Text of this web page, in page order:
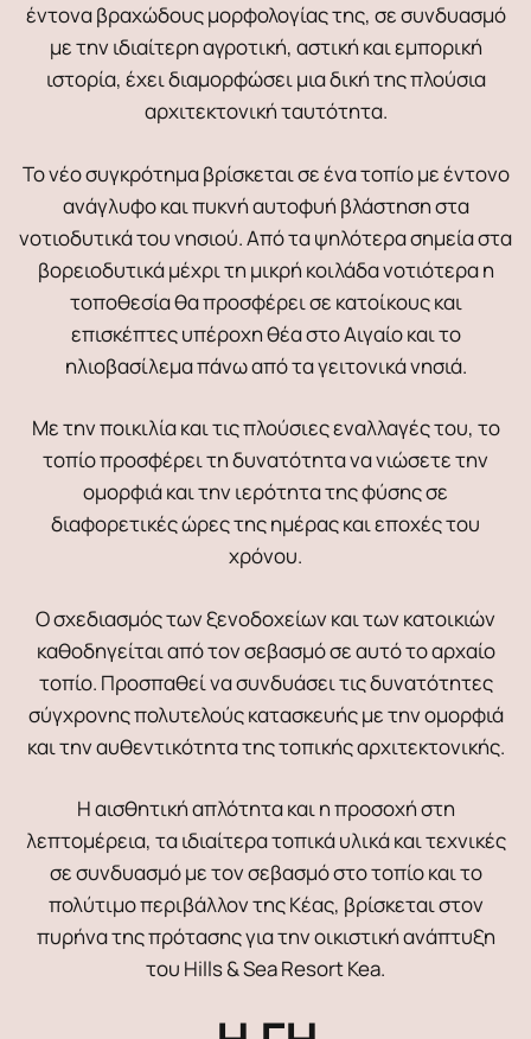
έντονα βραχώδους μορφολογίας της, σε συνδυασμό
με την ιδιαίτερη αγροτική, αστική και εμπορική
ιστορία, έχει διαμορφώσει μια δική της πλούσια
αρχιτεκτονική ταυτότητα.
Το νέο συγκρότημα βρίσκεται σε ένα τοπίο με έντονο
ανάγλυφο και πυκνή αυτοφυή βλάστηση στα
νοτιοδυτικά του νησιού. Από τα ψηλότερα σημεία στα
βορειοδυτικά μέχρι τη μικρή κοιλάδα νοτιότερα η
τοποθεσία θα προσφέρει σε κατοίκους και
επισκέπτες υπέροχη θέα στο Αιγαίο και το
ηλιοβασίλεμα πάνω από τα γειτονικά νησιά.
Με την ποικιλία και τις πλούσιες εναλλαγές του, το
τοπίο προσφέρει τη δυνατότητα να νιώσετε την
ομορφιά και την ιερότητα της φύσης σε
διαφορετικές ώρες της ημέρας και εποχές του
χρόνου.
Ο σχεδιασμός των ξενοδοχείων και των κατοικιών
καθοδηγείται από τον σεβασμό σε αυτό το αρχαίο
τοπίο. Προσπαθεί να συνδυάσει τις δυνατότητες
σύγχρονης πολυτελούς κατασκευής με την ομορφιά
και την αυθεντικότητα της τοπικής αρχιτεκτονικής.
Η αισθητική απλότητα και η προσοχή στη
λεπτομέρεια, τα ιδιαίτερα τοπικά υλικά και τεχνικές
σε συνδυασμό με τον σεβασμό στο τοπίο και το
πολύτιμο περιβάλλον της Κέας, βρίσκεται στον
πυρήνα της πρότασης για την οικιστική ανάπτυξη
του Hills & Sea Resort Kea.